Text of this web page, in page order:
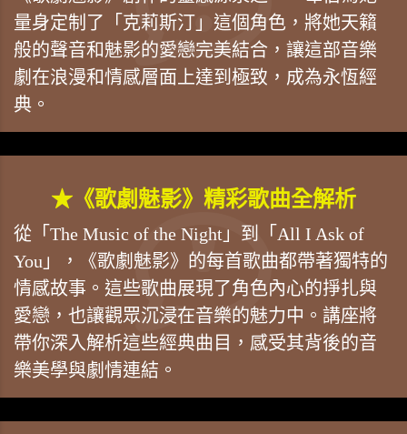
量身定制了「克莉斯汀」這個角色，將她天籟
般的聲音和魅影的愛戀完美結合，讓這部音樂
劇在浪漫和情感層面上達到極致，成為永恆經
典。
★《歌劇魅影》精彩歌曲全解析
從「The Music of the Night」到「All I Ask of
You」，《歌劇魅影》的每首歌曲都帶著獨特的
情感故事。這些歌曲展現了角色內心的掙扎與
愛戀，也讓觀眾沉浸在音樂的魅力中。講座將
帶你深入解析這些經典曲目，感受其背後的音
樂美學與劇情連結。